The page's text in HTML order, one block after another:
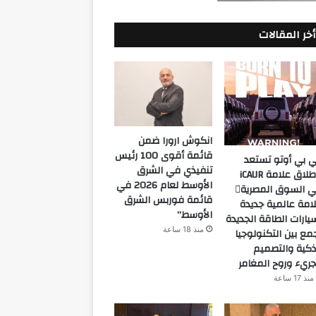
أخر المقالات
بي أوتو تستعد
لإطلاق علامة iCAUR
في السوق المصرية
عالمية جديدة
الطاقة الجديدة
بين التكنولوجيا
والتصميم
وروح المغامر
منذ 17 ساعة
انكوش ارورا ضمن
قائمة أقوى 100 رئيس
تنفيذي في الشرق
الأوسط لعام 2026 في
قائمة فوربس الشرق
الأوسط”
منذ 18 ساعة